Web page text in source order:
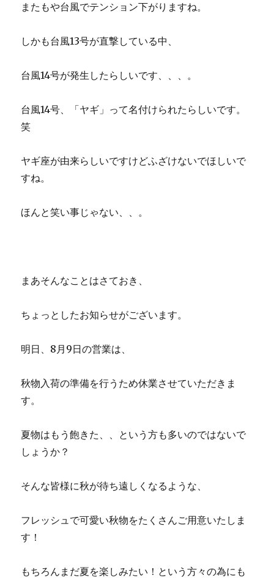
またもや台風でテンション下がりますね。
しかも台風13号が直撃している中、
台風14号が発生したらしいです、、、。
台風14号、「ヤギ」って名付けられたらしいです。
笑
ヤギ座が由来らしいですけどふざけないでほしいで
すね。
ほんと笑い事じゃない、、。
まあそんなことはさておき、
ちょっとしたお知らせがございます。
明日、8月9日の営業は、
秋物入荷の準備を行うため休業させていただきま
す。
夏物はもう飽きた、、という方も多いのではないで
しょうか？
そんな皆様に秋が待ち遠しくなるような、
フレッシュで可愛い秋物をたくさんご用意いたしま
す！
もちろんまだ夏を楽しみたい！という方々の為にも